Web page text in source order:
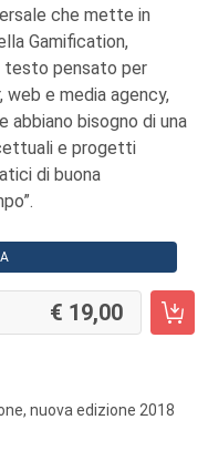
che mette in
Gamification,
testo pensato per
web e media agency,
bisogno di una
e progetti
di buona
19,00
nuova edizione 2018